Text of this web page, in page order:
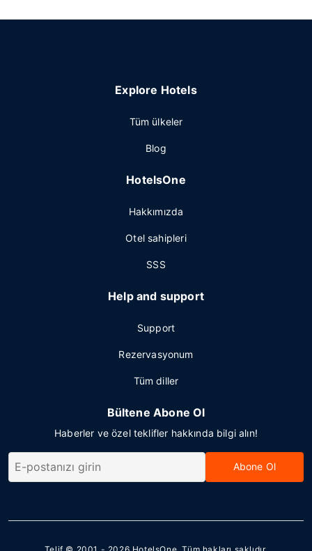
Explore Hotels
Tüm ülkeler
Blog
HotelsOne
Hakkımızda
Otel sahipleri
SSS
Help and support
Support
Rezervasyonum
Tüm diller
Bültene Abone Ol
Haberler ve özel teklifler hakkında bilgi alın!
Abone Ol